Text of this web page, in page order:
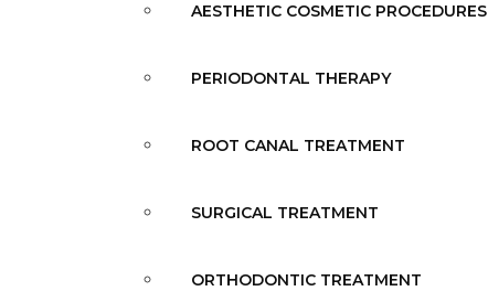
AESTHETIC COSMETIC PROCEDURES
PERIODONTAL THERAPY
ROOT CANAL TREATMENT
SURGICAL TREATMENT
ORTHODONTIC TREATMENT